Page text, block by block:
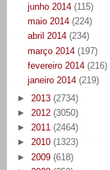
junho 2014 (115)
maio 2014 (224)
abril 2014 (234)
março 2014 (197)
fevereiro 2014 (216)
janeiro 2014 (219)
► 2013 (2734)
► 2012 (3050)
► 2011 (2464)
► 2010 (1323)
► 2009 (618)